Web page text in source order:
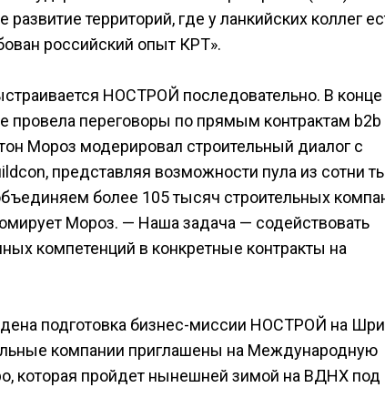
территорий, где у ланкийских коллег
российский опыт КРТ».
НОСТРОЙ последовательно. В конце
провела переговоры по прямым контрактам b2b
Мороз модерировал строительный диалог с
представляя возможности пула из сотни
более 105 тысяч строительных
Мороз. — Наша задача — содействовать
компетенций в конкретные контракты на
подготовка бизнес-миссии НОСТРОЙ на
компании приглашены на Международную
которая пройдет нынешней зимой на ВДНХ под